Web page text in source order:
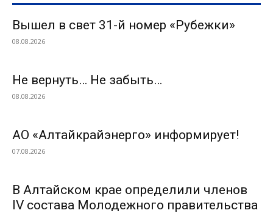
Вышел в свет 31-й номер «Рубежки»
08.08.2026
Не вернуть… Не забыть…
08.08.2026
АО «Алтайкрайэнерго» информирует!
07.08.2026
В Алтайском крае определили членов
IV состава Молодежного правительства